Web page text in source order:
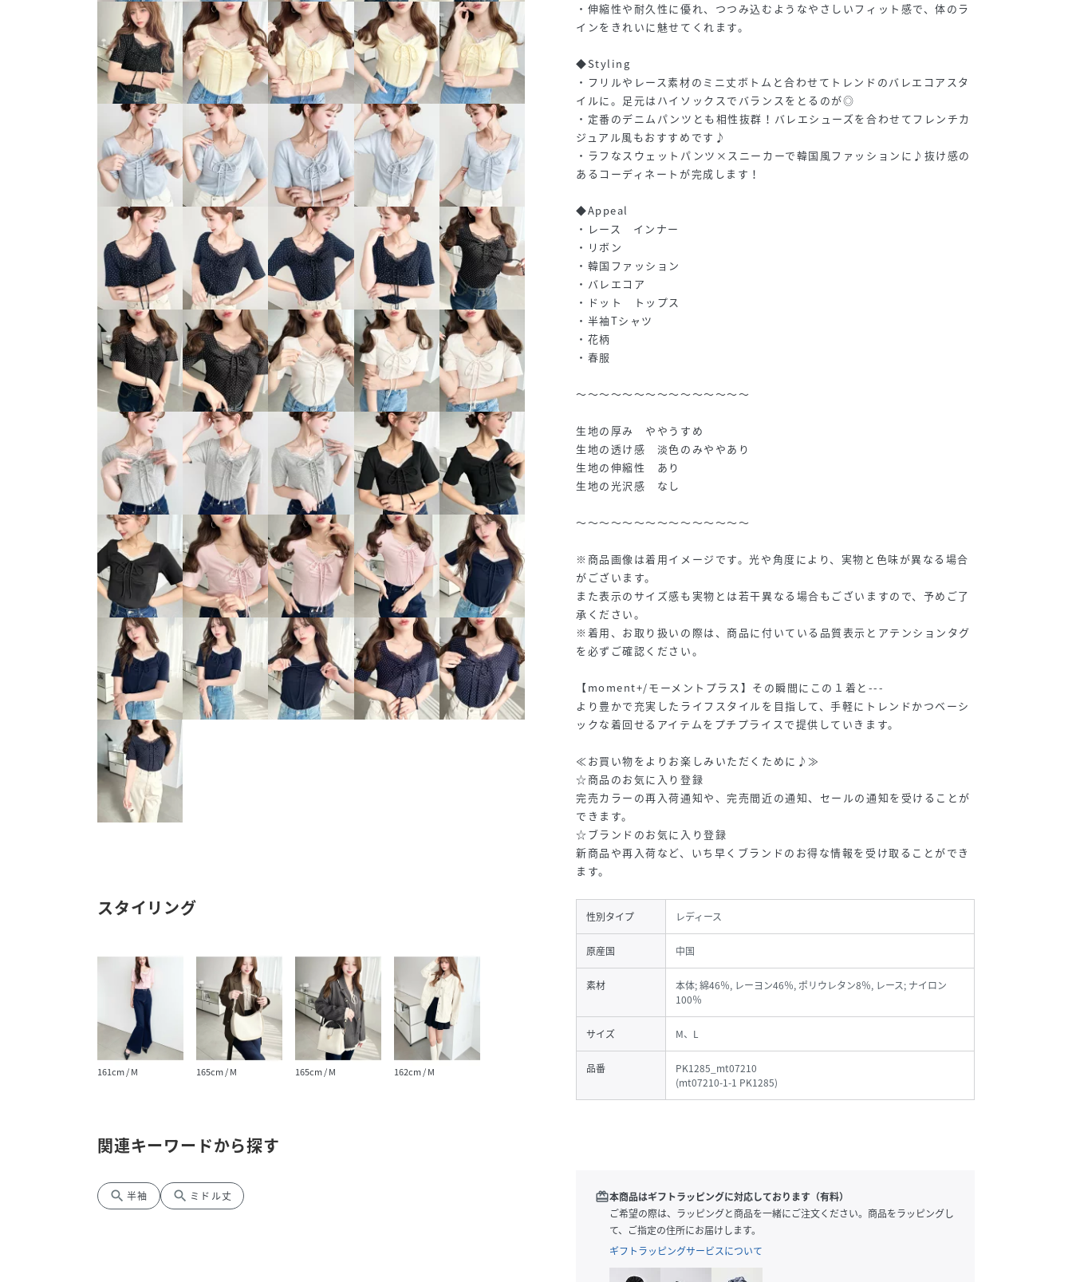
スタイリング
161cm / M 165cm / M 165cm / M 162cm / M
関連キーワードから探す
search 半袖 search ミドル丈
・伸縮性や耐久性に優れ、つつみ込むようなやさしいフィット感で、体のラ
インをきれいに魅せてくれます。
◆Styling
・フリルやレース素材のミニ丈ボトムと合わせてトレンドのバレエコアスタ
イルに。足元はハイソックスでバランスをとるのが◎
・定番のデニムパンツとも相性抜群！バレエシューズを合わせてフレンチカ
ジュアル風もおすすめです♪
・ラフなスウェットパンツ×スニーカーで韓国風ファッションに♪抜け感の
あるコーディネートが完成します！
◆Appeal
・レース インナー
・リボン
・韓国ファッション
・バレエコア
・ドット トップス
・半袖Tシャツ
・花柄
・春服
～～～～～～～～～～～～～～～
生地の厚み ややうすめ
生地の透け感 淡色のみややあり
生地の伸縮性 あり
生地の光沢感 なし
～～～～～～～～～～～～～～～
※商品画像は着用イメージです。光や角度により、実物と色味が異なる場合
がございます。
また表示のサイズ感も実物とは若干異なる場合もございますので、予めご了
承ください。
※着用、お取り扱いの際は、商品に付いている品質表示とアテンションタグ
を必ずご確認ください。
【moment+/モーメントプラス】その瞬間にこの１着と---
より豊かで充実したライフスタイルを目指して、手軽にトレンドかつベーシ
ックな着回せるアイテムをプチプライスで提供していきます。
≪お買い物をよりお楽しみいただくために♪≫
☆商品のお気に入り登録
完売カラーの再入荷通知や、完売間近の通知、セールの通知を受けることが
できます。
☆ブランドのお気に入り登録
新商品や再入荷など、いち早くブランドのお得な情報を受け取ることができ
ます。
性別タイプ レディース
原産国 中国
素材
本体; 綿46％, レーヨン46％, ポリウレタン8％, レース; ナイロン
100％
サイズ M、L
品番
PK1285_mt07210
(mt07210-1-1 PK1285)
redeem本商品はギフトラッピングに対応しております（有料）
ご希望の際は、ラッピングと商品を一緒にご注文ください。商品をラッピングし
て、ご指定の住所にお届けします。
ギフトラッピングサービスについて